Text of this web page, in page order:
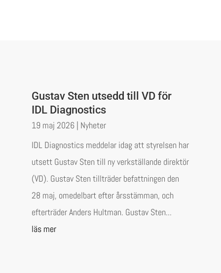
Gustav Sten utsedd till VD för
IDL Diagnostics
19 maj 2026| Nyheter
IDL Diagnostics meddelar idag att styrelsen har
utsett Gustav Sten till ny verkställande direktör
(VD). Gustav Sten tillträder befattningen den
28 maj, omedelbart efter årsstämman, och
efterträder Anders Hultman. Gustav Sten...
läs mer